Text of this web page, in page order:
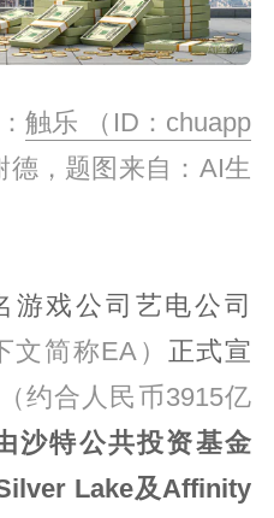
触乐 （ID：chuapp
德，题图来自：AI生
游戏公司艺电公司
文简称EA） 正式宣
（约合人民币3915亿
沙特公共投资基金
Lake及Affinity